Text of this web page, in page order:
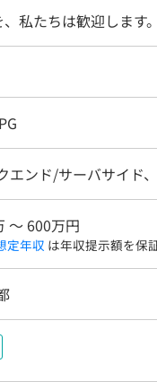
私たちは歓迎します。
エンド/サーバサイド
〜 600万円
定年収 は年収提示額を保